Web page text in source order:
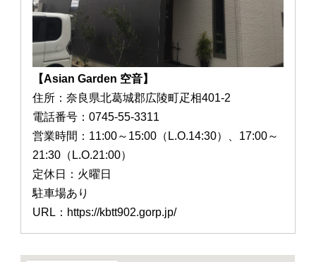
【Asian Garden 空音】
住所：奈良県北葛城郡広陵町疋相401-2
電話番号：0745-55-3311
営業時間：11:00～15:00（L.O.14:30）、17:00～
21:30（L.O.21:00）
定休日：火曜日
駐車場あり
URL：https://kbtt902.gorp.jp/